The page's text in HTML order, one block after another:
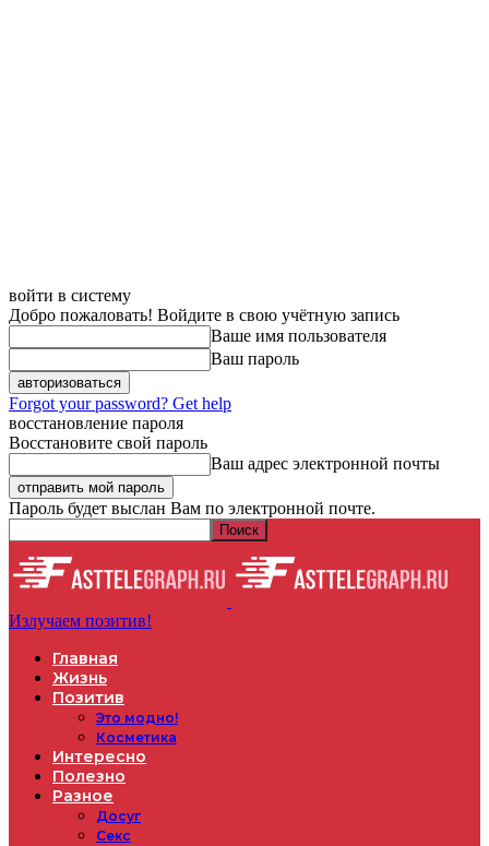
войти в систему
Добро пожаловать! Войдите в свою учётную запись
Ваше имя пользователя
Ваш пароль
Forgot your password? Get help
восстановление пароля
Восстановите свой пароль
Ваш адрес электронной почты
Пароль будет выслан Вам по электронной почте.
Излучаем позитив!
Главная
Жизнь
Позитив
Это модно!
Косметика
Интересно
Полезно
Разное
Досуг
Секс